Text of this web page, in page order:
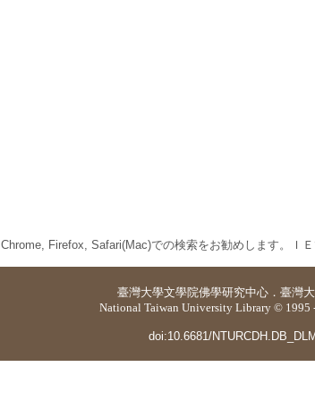
Chrome, Firefox, Safari(Mac)での検索をお勧めします。Ｉ
臺灣大學文學院佛學研究中心 ． 臺灣
National Taiwan University Library © 1995
doi:10.6681/